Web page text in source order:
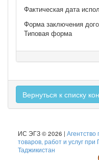
Фактическая дата
Форма заключения
Типовая форма
Вернуться к списку
ИС ЭГЗ © 2026 | Агентство
товаров, работ и услуг при
Таджикистан